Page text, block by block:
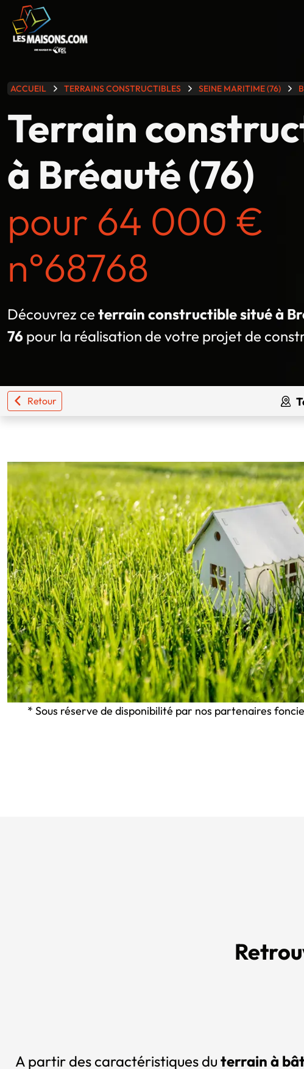
gamme
ACCUEIL TERRAINS CONSTRUCTIBLES SEINE MARITIME (76)
Terrain
à Bréauté (76)
pour 64 000 €
n°68768
Découvrez ce terrain constructible situé à
76 pour la réalisation de votre projet de
Retour
* Sous réserve de disponibilité par nos partenaires
A partir des caractéristiques du terrain à